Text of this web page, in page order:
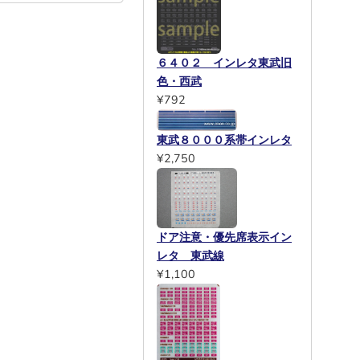
６４０２ インレタ東武旧
色・西武
¥792
東武８０００系帯インレタ
¥2,750
ドア注意・優先席表示イン
レタ 東武線
¥1,100